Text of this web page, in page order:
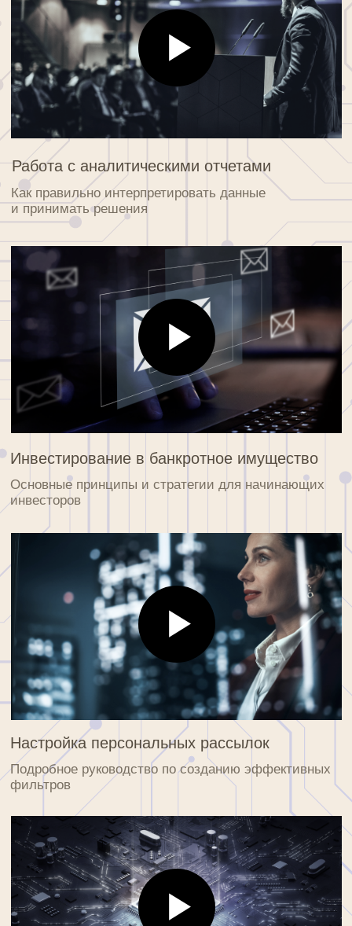
Основные принципы и стратегии для начинающих
инвесторов
Интеграция API BF Guru
Продвинутые техники анализа
Техническое руководство по подключению API к
вашим сервисам
Профессиональные подходы к оценке
объектов и рисков
Подробное руководство по созданию эффективных
фильтров
Настройка персональных рассылок
ОНЛАЙН-
ПОДДЕРЖКА
Мы всегда готовы помочь вам
с любыми вопросами
ОНЛАЙН-ЧАТ